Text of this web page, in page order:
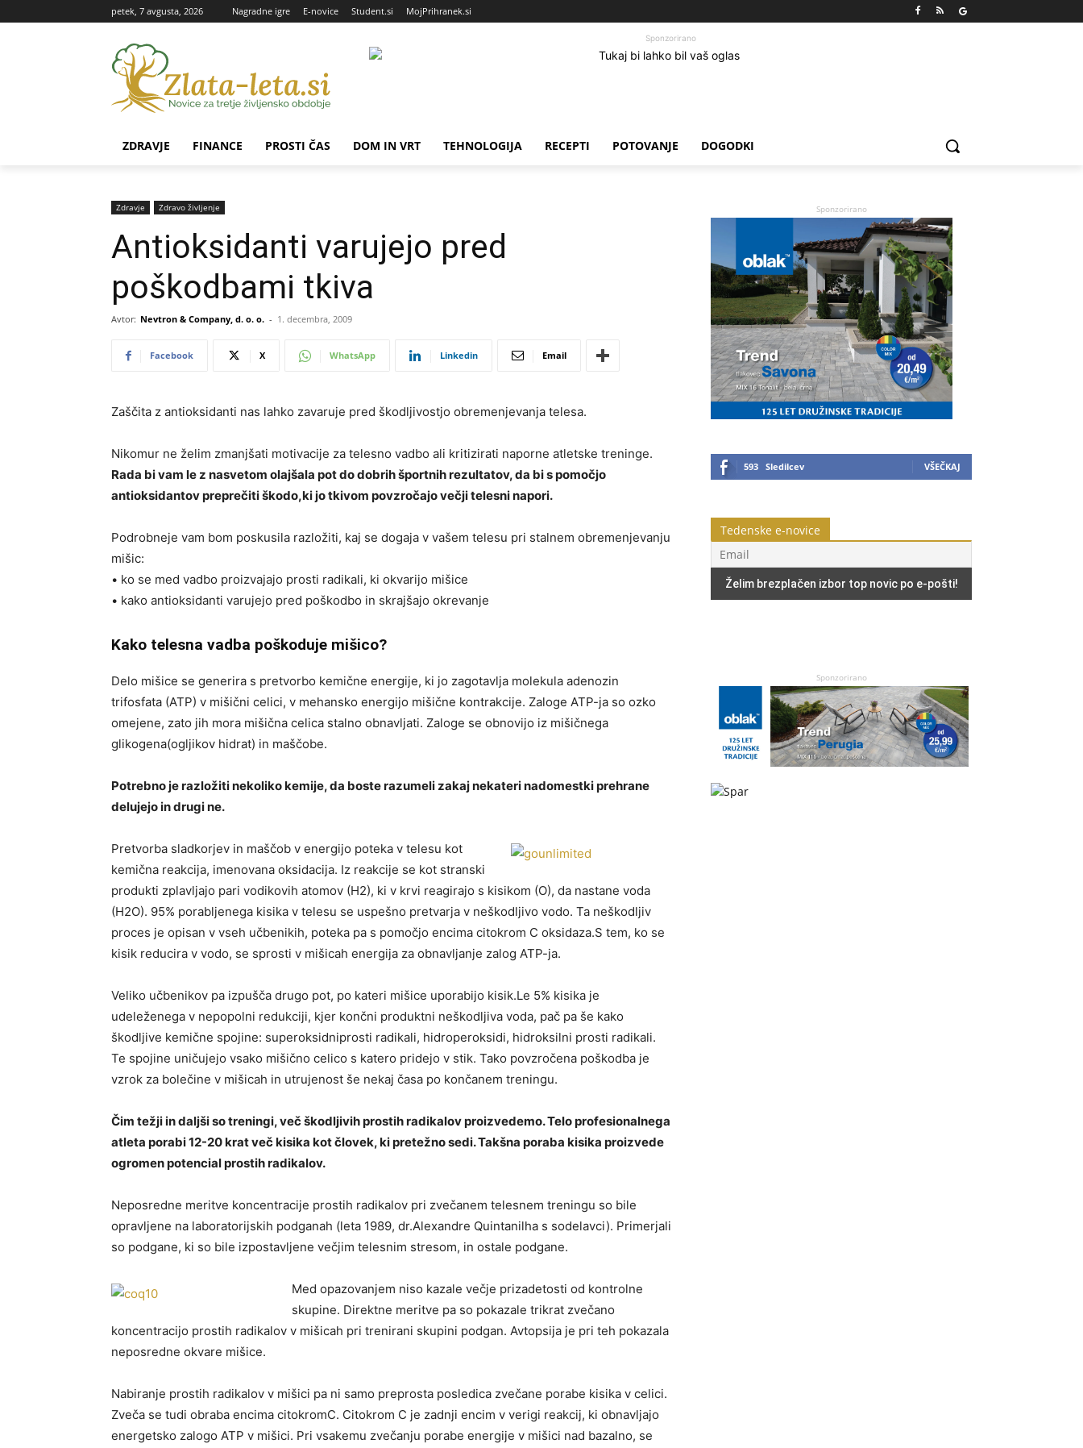
petek, 7 avgusta, 2026 Nagradne igre E-novice Student.si MojPrihranek.si
Sponzorirano
ZDRAVJE FINANCE PROSTI ČAS DOM IN VRT TEHNOLOGIJA RECEPTI POTOVANJE DOGODKI
Zdravje Zdravo življenje
Antioksidanti varujejo pred
poškodbami tkiva
Avtor: Nevtron & Company, d. o. o. - 1. decembra, 2009
Facebook X WhatsApp Linkedin Email
Zaščita z antioksidanti nas lahko zavaruje pred škodljivostjo obremenjevanja telesa.
Nikomur ne želim zmanjšati motivacije za telesno vadbo ali kritizirati naporne atletske treninge.
Rada bi vam le z nasvetom olajšala pot do dobrih športnih rezultatov, da bi s pomočjo
antioksidantov preprečiti škodo,ki jo tkivom povzročajo večji telesni napori.
Podrobneje vam bom poskusila razložiti, kaj se dogaja v vašem telesu pri stalnem obremenjevanju
mišic:
• ko se med vadbo proizvajajo prosti radikali, ki okvarijo mišice
• kako antioksidanti varujejo pred poškodbo in skrajšajo okrevanje
Kako telesna vadba poškoduje mišico?
Delo mišice se generira s pretvorbo kemične energije, ki jo zagotavlja molekula adenozin
trifosfata (ATP) v mišični celici, v mehansko energijo mišične kontrakcije. Zaloge ATP-ja so ozko
omejene, zato jih mora mišična celica stalno obnavljati. Zaloge se obnovijo iz mišičnega
glikogena(ogljikov hidrat) in maščobe.
Potrebno je razložiti nekoliko kemije, da boste razumeli zakaj nekateri nadomestki prehrane
delujejo in drugi ne.
Pretvorba sladkorjev in maščob v energijo poteka v telesu kot
kemična reakcija, imenovana oksidacija. Iz reakcije se kot stranski
produkti zplavljajo pari vodikovih atomov (H2), ki v krvi reagirajo s kisikom (O), da nastane voda
(H2O). 95% porabljenega kisika v telesu se uspešno pretvarja v neškodljivo vodo. Ta neškodljiv
proces je opisan v vseh učbenikih, poteka pa s pomočjo encima citokrom C oksidaza.S tem, ko se
kisik reducira v vodo, se sprosti v mišicah energija za obnavljanje zalog ATP-ja.
Veliko učbenikov pa izpušča drugo pot, po kateri mišice uporabijo kisik.Le 5% kisika je
udeleženega v nepopolni redukciji, kjer končni produktni neškodljiva voda, pač pa še kako
škodljive kemične spojine: superoksidniprosti radikali, hidroperoksidi, hidroksilni prosti radikali.
Te spojine uničujejo vsako mišično celico s katero pridejo v stik. Tako povzročena poškodba je
vzrok za bolečine v mišicah in utrujenost še nekaj časa po končanem treningu.
Čim težji in daljši so treningi, več škodljivih prostih radikalov proizvedemo. Telo profesionalnega
atleta porabi 12-20 krat več kisika kot človek, ki pretežno sedi. Takšna poraba kisika proizvede
ogromen potencial prostih radikalov.
Neposredne meritve koncentracije prostih radikalov pri zvečanem telesnem treningu so bile
opravljene na laboratorijskih podganah (leta 1989, dr.Alexandre Quintanilha s sodelavci). Primerjali
so podgane, ki so bile izpostavljene večjim telesnim stresom, in ostale podgane.
Med opazovanjem niso kazale večje prizadetosti od kontrolne
skupine. Direktne meritve pa so pokazale trikrat zvečano
koncentracijo prostih radikalov v mišicah pri trenirani skupini podgan. Avtopsija je pri teh pokazala
neposredne okvare mišice.
Nabiranje prostih radikalov v mišici pa ni samo preprosta posledica zvečane porabe kisika v celici.
Zveča se tudi obraba encima citokromC. Citokrom C je zadnji encim v verigi reakcij, ki obnavljajo
energetsko zalogo ATP v mišici. Pri vsakemu zvečanju porabe energije v mišici nad bazalno, se
Sponzorirano
593 Sledilcev VŠEČKAJ
Tedenske e-novice
Sponzorirano